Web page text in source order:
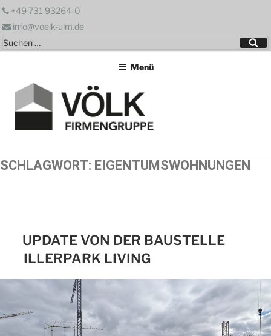
Zum
springen
+49 731 93264-0
info@voelk-ulm.de
Suchen
nach:
Menü
SCHLAGWORT: EIGENTUMSWOHNUNGEN
UPDATE VON DER BAUSTELLE
ILLERPARK LIVING